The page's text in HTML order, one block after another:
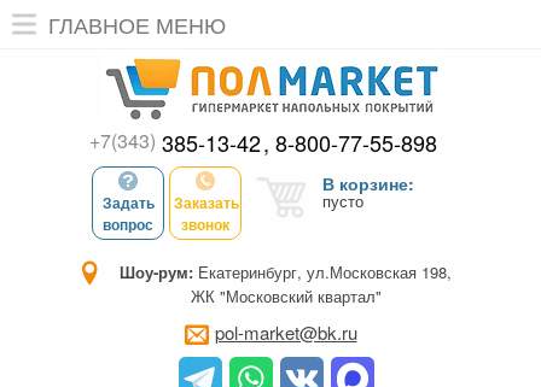
ГЛАВНОЕ МЕНЮ
+7(343) 385-13-42 8-800-77-55-898
Задать
вопрос
Заказать
звонок
В корзине:
пусто
Шоу-рум: Екатеринбург, ул.Московская 198,
ЖК "Московский квартал"
pol-market@bk.ru